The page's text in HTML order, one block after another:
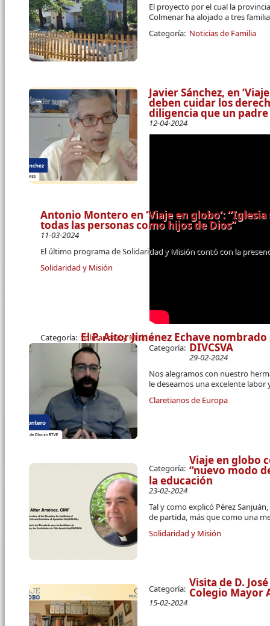
El proyecto por el cual la
Colmenar ha alojado a tres
Categoría: Noticias de Familia
Javier Sánchez, en
deben cuidar los
diligencia que un
12-04-2024
Categoría: Solidaridad y Misión
Antonio Montero en ‘Viaje en globo’:
todas las personas como hijos de Dios”
11-03-2024
El último programa de Solidaridad y Misión contó con la
Categoría:
Solidaridad y Misión
El P. Aitor Jiménez Echave
DIVCSVA
29-02-2024
Nos alegramos con nuestro
le deseamos una excelente
Categoría:
Claretianos de Europa
Viaje en globo
“nuevo modo
la educación
23-02-2024
Tal y como explicó Pérez
de partida, más que como una
Categoría:
Solidaridad y Misión
Visita de D.
Colegio Mayor
15-02-2024